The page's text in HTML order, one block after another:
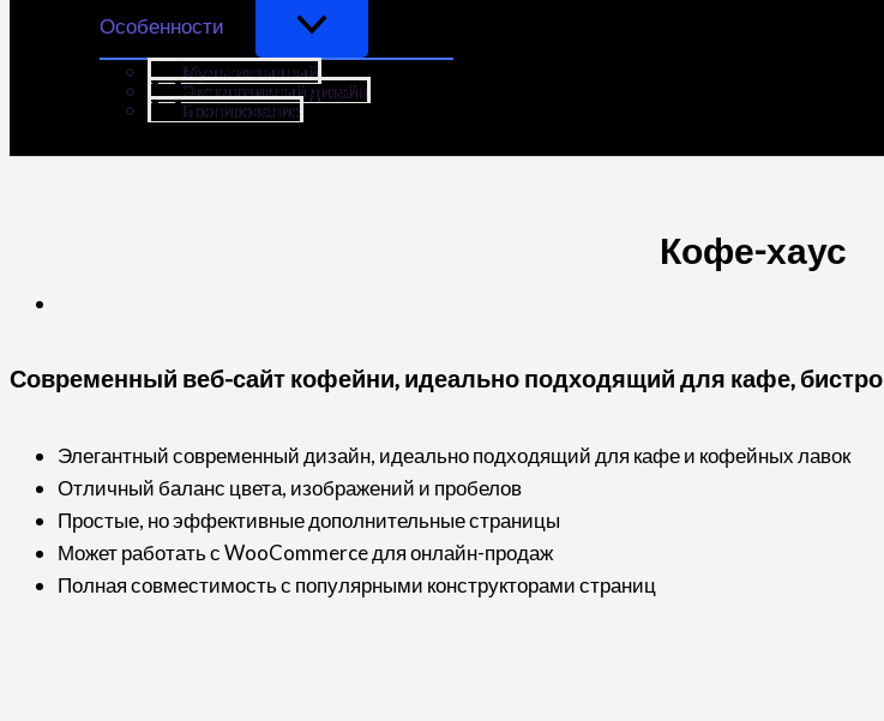
Особенности
Мультиязычный
Эксклюзивный дизайн
Бронирование
Кофе-хаус
Современный веб-сайт кофейни, идеально подходящий для кафе, бистро
Элегантный современный дизайн, идеально подходящий для кафе и кофейных лавок
Отличный баланс цвета, изображений и пробелов
Простые, но эффективные дополнительные страницы
Может работать с WooCommerce для онлайн-продаж
Полная совместимость с популярными конструкторами страниц